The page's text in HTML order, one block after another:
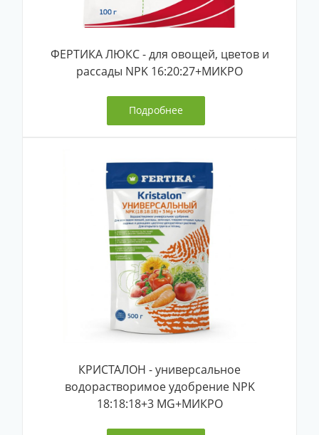
ФЕРТИКА ЛЮКС - для овощей, цветов и
рассады NPK 16:20:27+МИКРО
Подробнее
КРИСТАЛОН - универсальное
водорастворимое удобрение NPK
18:18:18+3 MG+МИКРО